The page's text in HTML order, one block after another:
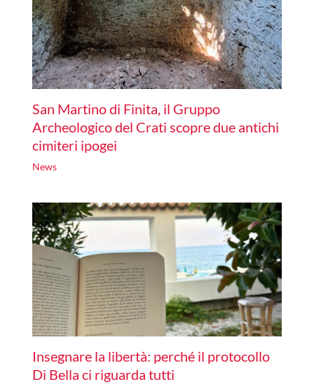
San Martino di Finita, il Gruppo
Archeologico del Crati scopre due antichi
cimiteri ipogei
News
Insegnare la libertà: perché il protocollo
Di Bella ci riguarda tutti